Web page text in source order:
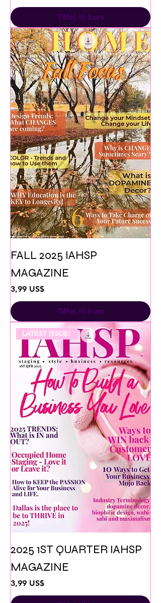
Tilføj til kurv
FALL 2025 IAHSP
MAGAZINE
Pris
3,99 US$
Tilføj til kurv
LATEST ISSUE!
2025 1ST QUARTER IAHSP
MAGAZINE
Pris
3,99 US$